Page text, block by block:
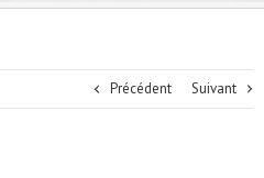
Précédent Suivant